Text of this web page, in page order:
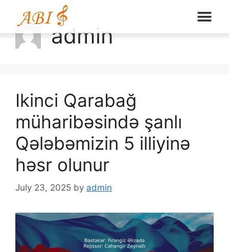
admin
Ikinci Qarabağ
müharibəsində şanlı
Qələbəmizin 5 illiyinə
həsr olunur
July 23, 2025 by admin